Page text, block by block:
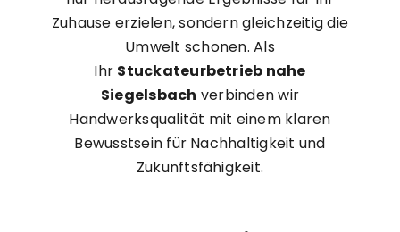
Zuhause erzielen, sondern gleichzeitig die
Umwelt schonen. Als
Ihr Stuckateurbetrieb nahe
Siegelsbach verbinden wir
Handwerksqualität mit einem klaren
Bewusstsein für Nachhaltigkeit und
Zukunftsfähigkeit.